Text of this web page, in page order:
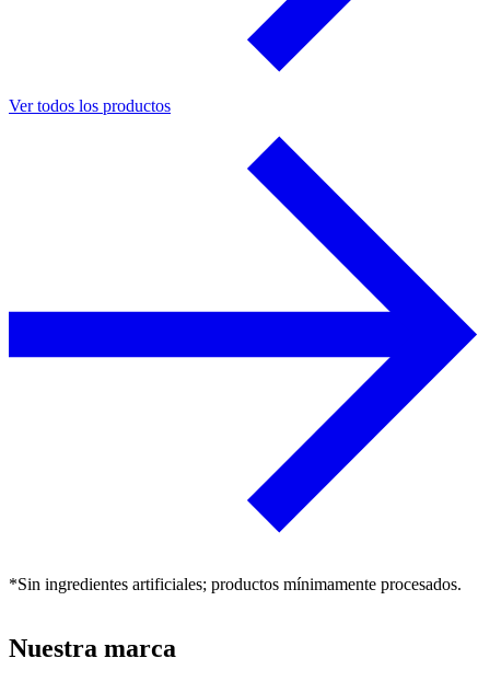
Ver todos los productos
*Sin ingredientes artificiales; productos mínimamente procesados.
Nuestra marca